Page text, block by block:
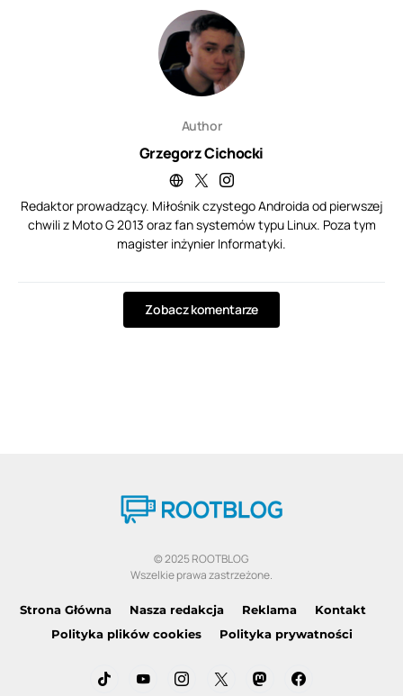
Author
Grzegorz Cichocki
Redaktor prowadzący. Miłośnik czystego Androida od pierwszej
chwili z Moto G 2013 oraz fan systemów typu Linux. Poza tym
magister inżynier Informatyki.
Zobacz komentarze
© 2025 ROOTBLOG
Wszelkie prawa zastrzeżone.
Strona Główna Nasza redakcja Reklama
Kontakt
Polityka plików cookies
Polityka prywatności